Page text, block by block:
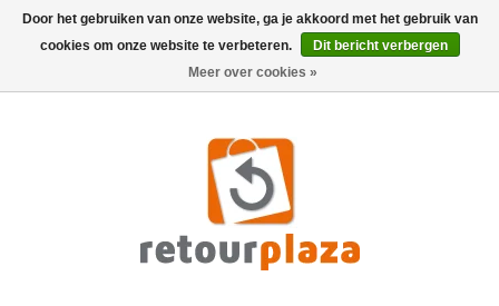
Door het gebruiken van onze website, ga je akkoord met het gebruik van
cookies om onze website te verbeteren.
Dit bericht verbergen
Meer over cookies »